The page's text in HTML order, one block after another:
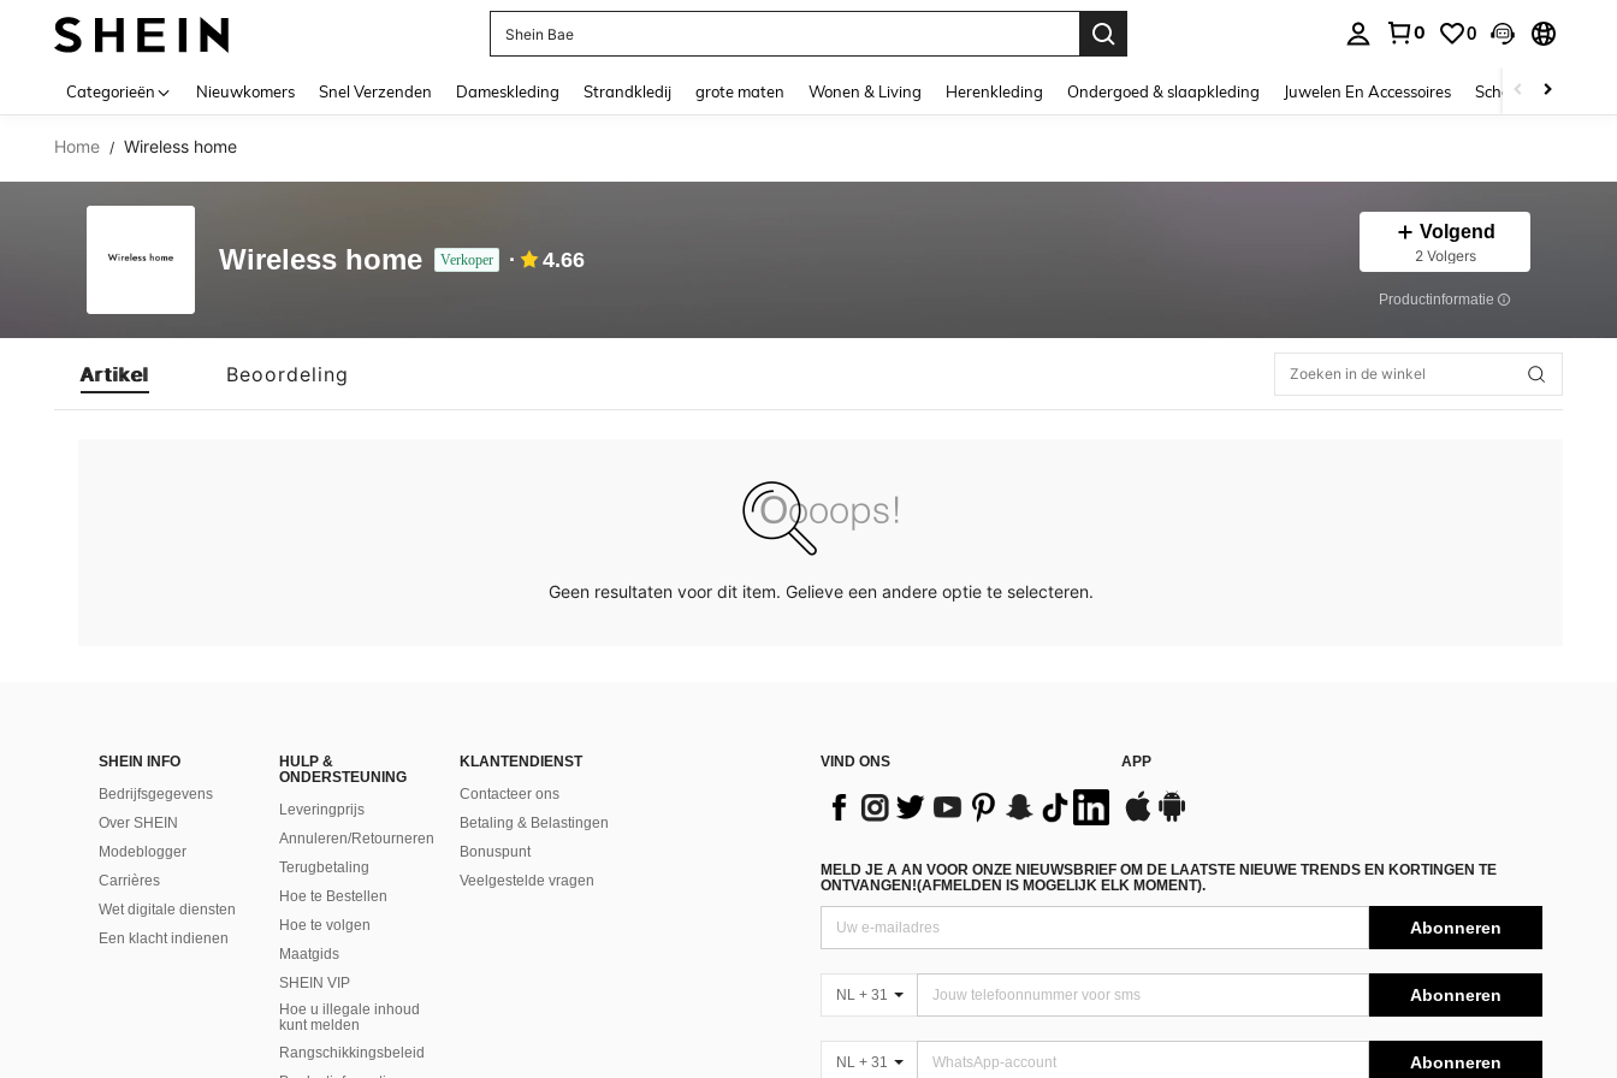
Shein Bae
0 0
Categorieën Nieuwkomers Snel Verzenden Dameskleding Strandkledij grote maten Wonen & Living Herenkleding Ondergoed & slaapkleding Juwelen En Accessoires Schoonheid &
Home / Wireless home
Wireless home Verkoper 4.66
Volgend
2 Volgers
Productinformatie
Artikel Beoordeling
Geen resultaten voor dit item. Gelieve een andere optie te selecteren.
SHEIN INFO
Bedrijfsgegevens
Over SHEIN
Modeblogger
Carrières
Wet digitale diensten
Een klacht indienen
HULP &
ONDERSTEUNING
Leveringprijs
Annuleren/Retourneren
Terugbetaling
Hoe te Bestellen
Hoe te volgen
Maatgids
SHEIN VIP
Hoe u illegale inhoud
kunt melden
Rangschikkingsbeleid
KLANTENDIENST
Contacteer ons
Betaling & Belastingen
Bonuspunt
Veelgestelde vragen
VIND ONS APP
MELD JE A AN VOOR ONZE NIEUWSBRIEF OM DE LAATSTE NIEUWE TRENDS EN KORTINGEN TE
ONTVANGEN!(AFMELDEN IS MOGELIJK ELK MOMENT).
Abonneren
NL + 31 Abonneren
NL + 31 Abonneren